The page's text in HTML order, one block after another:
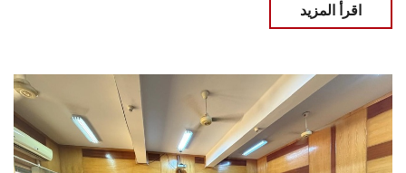
اقرأ المزيد